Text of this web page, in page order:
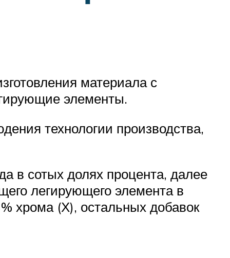
материала с
элементы.
технологии производства,
в сотых долях процента, далее
легирующего элемента в
хрома (Х), остальных добавок